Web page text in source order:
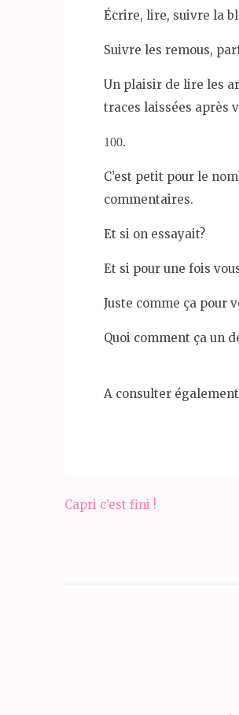
Écrire, lire, suivre la
Suivre les remous,
Un plaisir de lire les
traces laissées après
100.
C’est petit pour le
commentaires.
Et si on essayait?
Et si pour une fois
Juste comme ça pour
Quoi comment ça un
A consulter
Navigation
Capri c’est fini !